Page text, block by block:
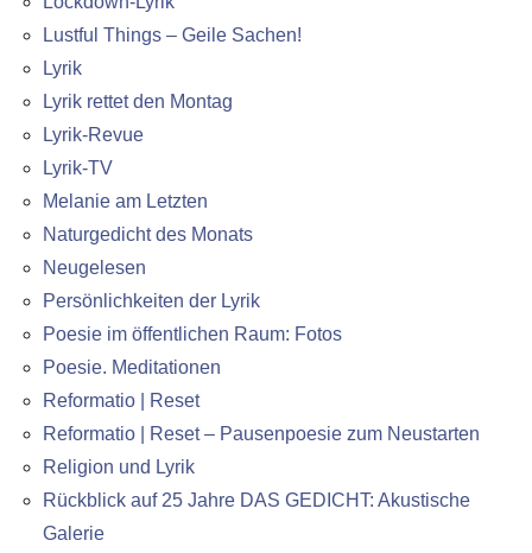
Lustful Things – Geile Sachen!
Lyrik
Lyrik rettet den Montag
Lyrik-Revue
Lyrik-TV
Melanie am Letzten
Naturgedicht des Monats
Neugelesen
Persönlichkeiten der Lyrik
Poesie im öffentlichen Raum: Fotos
Poesie. Meditationen
Reformatio | Reset
Reformatio | Reset – Pausenpoesie zum Neustarten
Religion und Lyrik
Rückblick auf 25 Jahre DAS GEDICHT: Akustische
Galerie